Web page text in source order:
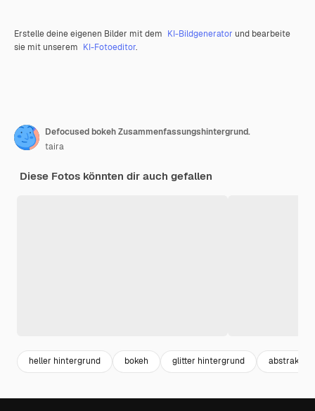
Erstelle deine eigenen Bilder mit dem KI-Bildgenerator und bearbeite
sie mit unserem KI-Fotoeditor.
Defocused bokeh Zusammenfassungshintergrund.
taira
Diese Fotos könnten dir auch gefallen
heller hintergrund bokeh glitter hintergrund abstrakt